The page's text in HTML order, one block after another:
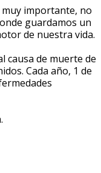
muy importante, no
guardamos un
de nuestra vida.
causa de muerte de
Cada año, 1 de